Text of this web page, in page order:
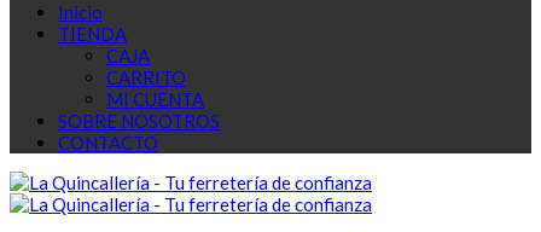
Inicio
TIENDA
CAJA
CARRITO
MI CUENTA
SOBRE NOSOTROS
CONTACTO